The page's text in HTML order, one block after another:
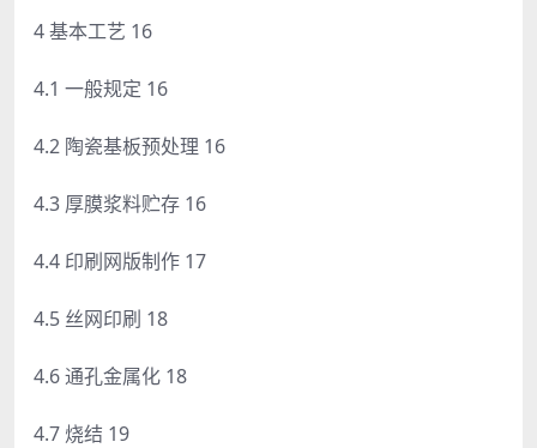
4 基本工艺 16
4.1 一般规定 16
4.2 陶瓷基板预处理 16
4.3 厚膜浆料贮存 16
4.4 印刷网版制作 17
4.5 丝网印刷 18
4.6 通孔金属化 18
4.7 烧结 19